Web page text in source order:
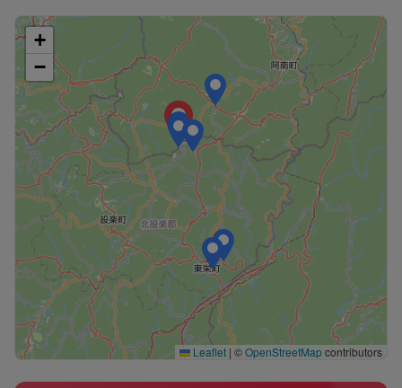
+
−
Leaflet | ©OpenStreetMapcontributors